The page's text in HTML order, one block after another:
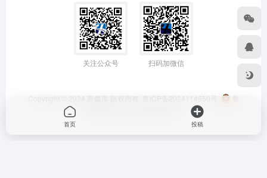
关注公众号 扫码加微信
Copyright © 2024 新媒库 版权所有. 鲁ICP备2024114950号
鲁
首页 投稿